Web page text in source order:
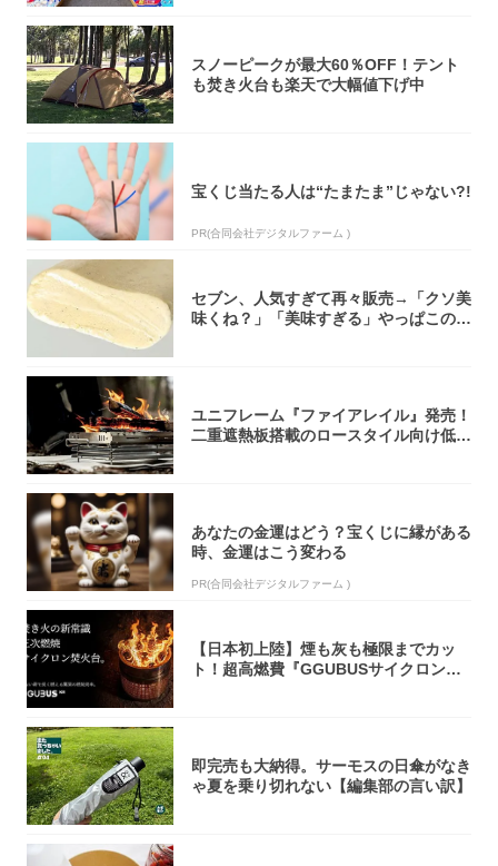
スノーピークが最大60％OFF！テント
も焚き火台も楽天で大幅値下げ中
宝くじ当たる人は“たまたま”じゃない?!
PR(合同会社デジタルファーム )
セブン、人気すぎて再々販売→「クソ美
味くね？」「美味すぎる」やっぱこのク
ユニフレーム『ファイアレイル』発売！
二重遮熱板搭載のロースタイル向け低型
あなたの金運はどう？宝くじに縁がある
時、金運はこう変わる
PR(合同会社デジタルファーム )
【日本初上陸】煙も灰も極限までカッ
ト！超高燃費『GGUBUSサイクロン焚
即完売も大納得。サーモスの日傘がなき
ゃ夏を乗り切れない【編集部の言い訳】